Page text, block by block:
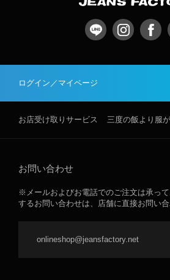
ログイン／マイページ
お店受け取りサービス 三度の飯より服
お問い合わせ
※メールおよびお電話でのご注文は承っ
するお問い合わせは、店舗に直接お問い合
onlineshop@jeansfactory.net